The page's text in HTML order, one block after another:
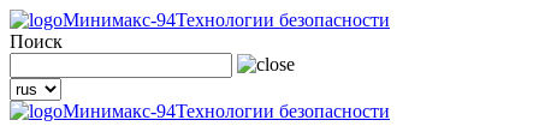
Минимакс-94Технологии безопасности
Поиск
Минимакс-94Технологии безопасности